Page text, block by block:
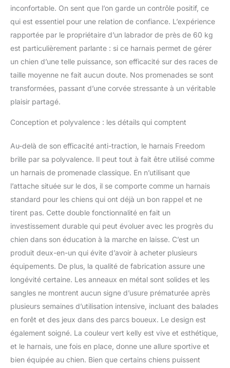
inconfortable. On sent que l’on garde un contrôle positif, ce
qui est essentiel pour une relation de confiance. L’expérience
rapportée par le propriétaire d’un labrador de près de 60 kg
est particulièrement parlante : si ce harnais permet de gérer
un chien d’une telle puissance, son efficacité sur des races de
taille moyenne ne fait aucun doute. Nos promenades se sont
transformées, passant d’une corvée stressante à un véritable
plaisir partagé.
Conception et polyvalence : les détails qui comptent
Au-delà de son efficacité anti-traction, le harnais Freedom
brille par sa polyvalence. Il peut tout à fait être utilisé comme
un harnais de promenade classique. En n’utilisant que
l’attache située sur le dos, il se comporte comme un harnais
standard pour les chiens qui ont déjà un bon rappel et ne
tirent pas. Cette double fonctionnalité en fait un
investissement durable qui peut évoluer avec les progrès du
chien dans son éducation à la marche en laisse. C’est un
produit deux-en-un qui évite d’avoir à acheter plusieurs
équipements. De plus, la qualité de fabrication assure une
longévité certaine. Les anneaux en métal sont solides et les
sangles ne montrent aucun signe d’usure prématurée après
plusieurs semaines d’utilisation intensive, incluant des balades
en forêt et des jeux dans des parcs boueux. Le design est
également soigné. La couleur vert kelly est vive et esthétique,
et le harnais, une fois en place, donne une allure sportive et
bien équipée au chien. Bien que certains chiens puissent